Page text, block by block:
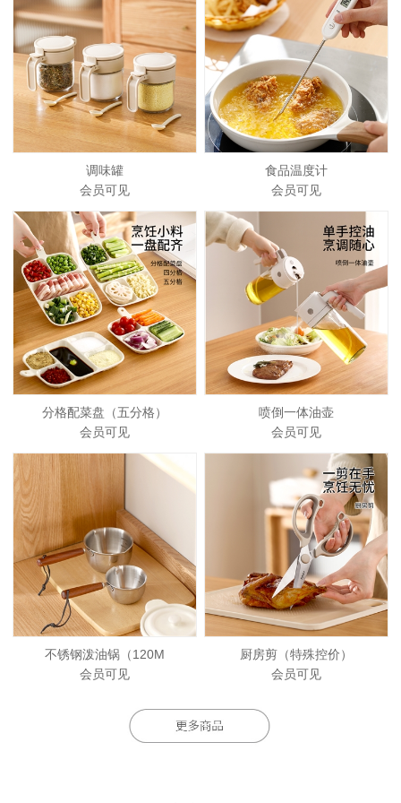
调味罐
会员可见
食品温度计
会员可见
分格配菜盘（五分格）
会员可见
喷倒一体油壶
会员可见
不锈钢泼油锅（120M
会员可见
厨房剪（特殊控价）
会员可见